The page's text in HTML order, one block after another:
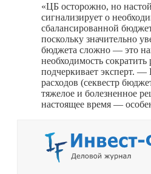
«ЦБ осторожно, но
сигнализирует о
сбалансированной
поскольку значительно
бюджета сложно — это
необходимость
подчеркивает эксперт.
расходов (секвестр
тяжелое и болезненное
настоящее время —